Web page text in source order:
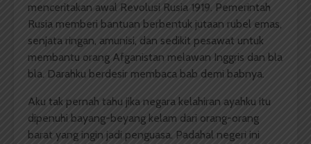
menceritakan awal Revolusi Rusia 1919. Pemerintah
Rusia memberi bantuan berbentuk jutaan rubel emas,
senjata ringan, amunisi, dan sedikit pesawat untuk
membantu orang Afganistan melawan Inggris dan bla
bla. Darahku berdesir membaca bab demi babnya.
Aku tak pernah tahu jika negara kelahiran ayahku itu
dipenuhi bayang-beyang kelam dari orang-orang
barat yang ingin jadi penguasa. Padahal negeri ini